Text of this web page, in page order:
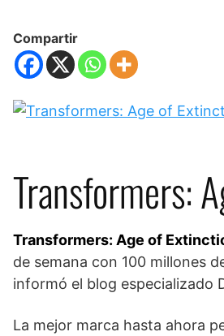
Compartir
Transformers:
Transformers: Age of
de semana con 100 millones
informó el blog especializado
La mejor marca hasta ahora